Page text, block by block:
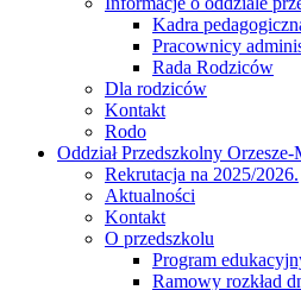
Kadra
Pracownicy
Rada Rodziców
Dla rodziców
Kontakt
Rodo
Oddział Przedszkolny Orzesze-
Rekrutacja na 2025/2026.
Aktualności
Kontakt
O przedszkolu
Program
Ramowy rozkład